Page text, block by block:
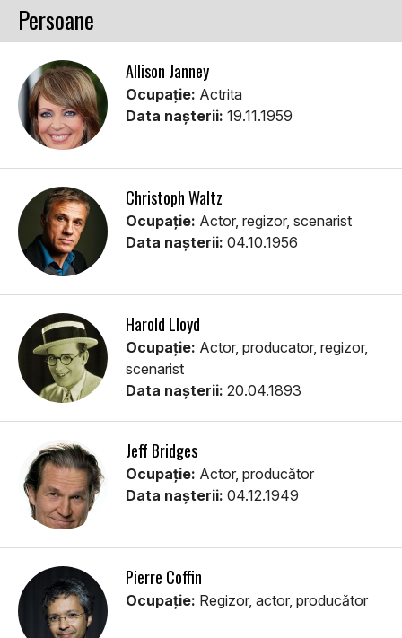
Persoane
Allison Janney
Ocupație: Actrita
Data nașterii: 19.11.1959
Christoph Waltz
Ocupație: Actor, regizor, scenarist
Data nașterii: 04.10.1956
Harold Lloyd
Ocupație: Actor, producator, regizor,
scenarist
Data nașterii: 20.04.1893
Jeff Bridges
Ocupație: Actor, producător
Data nașterii: 04.12.1949
Pierre Coffin
Ocupație: Regizor, actor, producător